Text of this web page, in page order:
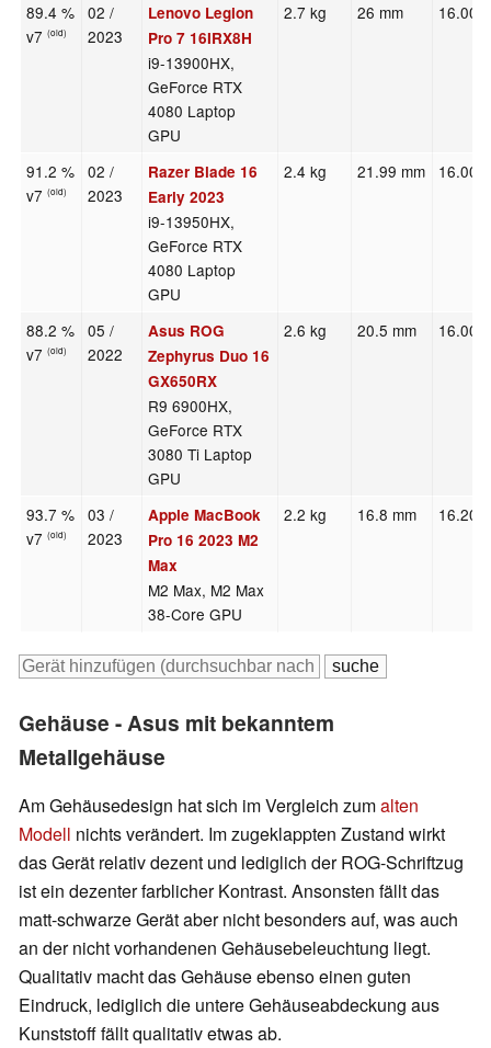
89.4 %
v7(old)
02 /
2023
Lenovo Legion
Pro 7 16IRX8H
i9-13900HX,
GeForce RTX
4080 Laptop
GPU
2.7 kg 26 mm 16.00"
91.2 %
v7(old)
02 /
2023
Razer Blade 16
Early 2023
i9-13950HX,
GeForce RTX
4080 Laptop
GPU
2.4 kg 21.99 mm 16.00"
88.2 %
v7(old)
05 /
2022
Asus ROG
Zephyrus Duo 16
GX650RX
R9 6900HX,
GeForce RTX
3080 Ti Laptop
GPU
2.6 kg 20.5 mm 16.00"
93.7 %
v7(old)
03 /
2023
Apple MacBook
Pro 16 2023 M2
Max
M2 Max, M2 Max
38-Core GPU
2.2 kg 16.8 mm 16.20"
Gehäuse - Asus mit bekanntem
Metallgehäuse
Am Gehäusedesign hat sich im Vergleich zumalten
Modell nichts verändert. Im zugeklappten Zustand wirkt
das Gerät relativ dezent und lediglich der ROG-Schriftzug
ist ein dezenter farblicher Kontrast. Ansonsten fällt das
matt-schwarze Gerät aber nicht besonders auf, was auch
an der nicht vorhandenen Gehäusebeleuchtung liegt.
Qualitativ macht das Gehäuse ebenso einen guten
Eindruck, lediglich die untere Gehäuseabdeckung aus
Kunststoff fällt qualitativ etwas ab.